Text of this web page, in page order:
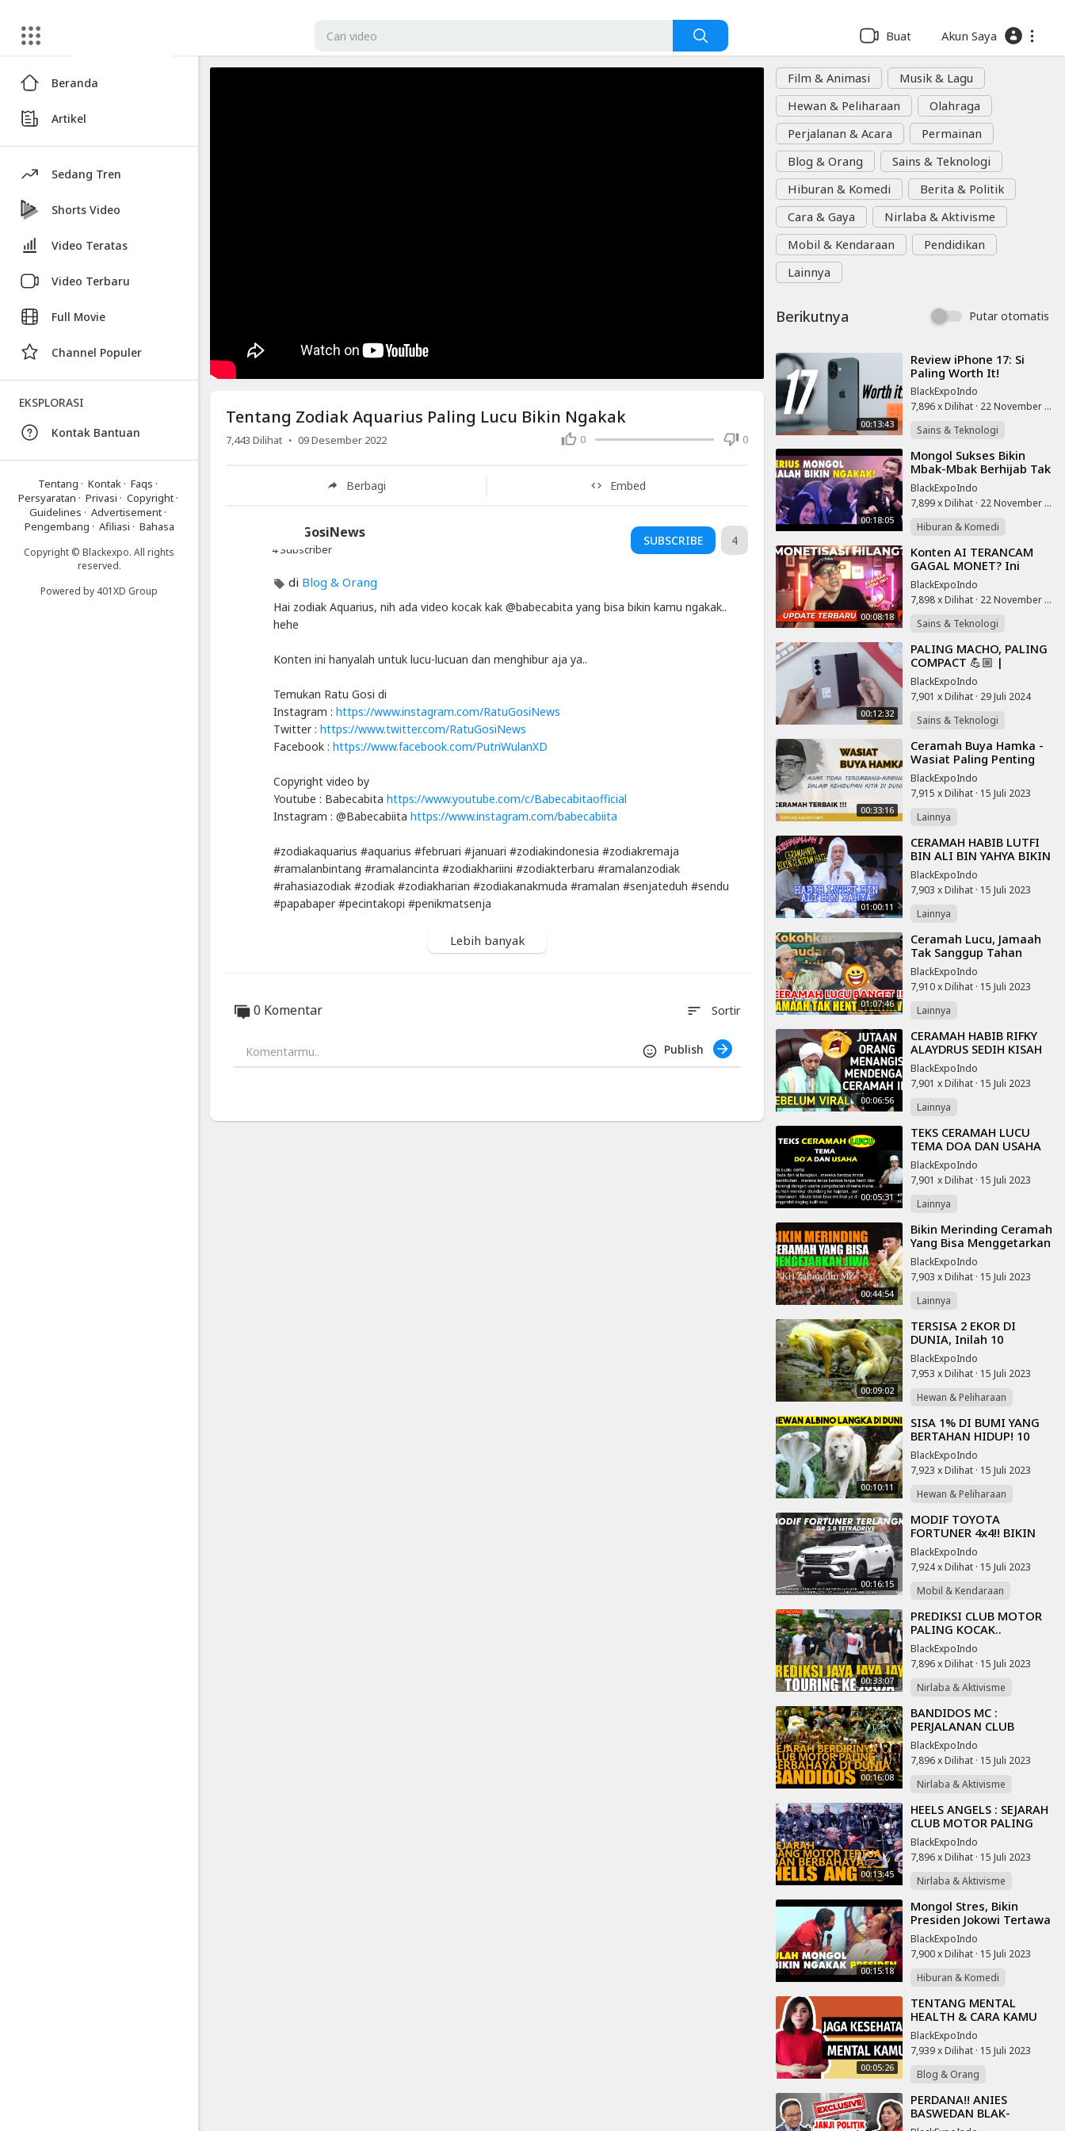
Artikel
Tentang
Zodiak
Aquarius
Paling
Lucu
Bikin
Ngakak
Video
Tentang
Zodiak
Aquarius
Paling
Bikin
Ngakak
Artikel
Terbaru
Blackexpo
Info
lanjut
Tentang
Zodiak
Aquarius
Buat Akun Saya
Film & Animasi
Musik & Lagu
Hewan & Peliharaan
Olahraga
Perjalanan & Acara
Permainan
Blog & Orang
Sains & Teknologi
Hiburan & Komedi
Berita & Politik
Cara & Gaya
Nirlaba & Aktivisme
Mobil & Kendaraan
Pendidikan
Lainnya
Berikutnya Putar otomatis
00:13:43
⁣Review iPhone 17: Si
Paling Worth It!
BlackExpoIndo
7,896 x Dilihat · 22 November 2025
Sains & Teknologi
00:18:05
⁣Mongol Sukses Bikin
Mbak-Mbak Berhijab Tak
Henti Ngakak, Full Kocal,
Stand Up Lucu
BlackExpoIndo
7,899 x Dilihat · 22 November 2025
Hiburan & Komedi
00:08:18
⁣Konten AI TERANCAM
GAGAL MONET? Ini
Update YouTube Terbaru
yang Bikin Kaget 😱
BlackExpoIndo
7,898 x Dilihat · 22 November 2025
Sains & Teknologi
00:12:32
⁣PALING MACHO, PALING
COMPACT 💪🏼 |
Unboxing Samsung Z
Fold6 resmi Indonesia
BlackExpoIndo
7,901 x Dilihat · 29 Juli 2024
Sains & Teknologi
00:33:16
⁣Ceramah Buya Hamka -
Wasiat Paling Penting
Untuk Kehidupan Kita -
Lakukan Ini dan Hidup
Tenang
BlackExpoIndo
7,915 x Dilihat · 15 Juli 2023
Lainnya
01:00:11
⁣CERAMAH HABIB LUTFI
BIN ALI BIN YAHYA BIKIN
TENTRAM HATI
BlackExpoIndo
7,903 x Dilihat · 15 Juli 2023
Lainnya
01:07:46
⁣Ceramah Lucu, Jamaah
Tak Sanggup Tahan
Tawa - Prof. H. Abdul
Somad, Lc.D.E.S.A.,Ph.D
BlackExpoIndo
7,910 x Dilihat · 15 Juli 2023
Lainnya
00:06:56
⁣CERAMAH HABIB RIFKY
ALAYDRUS SEDIH KISAH
NABI MUHAMMAD SAW
BIKIN NANGIS
BlackExpoIndo
7,901 x Dilihat · 15 Juli 2023
Lainnya
00:05:31
⁣TEKS CERAMAH LUCU
TEMA DOA DAN USAHA
BAHASA INDONESIA
BlackExpoIndo
7,901 x Dilihat · 15 Juli 2023
Lainnya
00:44:54
⁣Bikin Merinding Ceramah
Yang Bisa Menggetarkan
Jiwa - KH Zainuddin MZ
BlackExpoIndo
7,903 x Dilihat · 15 Juli 2023
Lainnya
00:09:02
⁣TERSISA 2 EKOR DI
DUNIA, Inilah 10
Penampakan Hewan
Paling Langka Di Bumi.
BlackExpoIndo
7,953 x Dilihat · 15 Juli 2023
Hewan & Peliharaan
00:10:11
⁣SISA 1% DI BUMI YANG
BERTAHAN HIDUP! 10
Hewan Albino Paling
Langka di Dunia yang
Jarang Terlihat
BlackExpoIndo
7,923 x Dilihat · 15 Juli 2023
Hewan & Peliharaan
00:16:15
⁣MODIF TOYOTA
FORTUNER 4x4!! BIKIN
MEWAH NYAMAN
LENGKAP PPF - GR 2.8
TETRADRIVE
BlackExpoIndo
7,924 x Dilihat · 15 Juli 2023
Mobil & Kendaraan
00:33:07
⁣PREDIKSI CLUB MOTOR
PALING KOCAK..
TOURING KE JOGJA
BlackExpoIndo
7,896 x Dilihat · 15 Juli 2023
Nirlaba & Aktivisme
00:16:08
⁣BANDIDOS MC :
PERJALANAN CLUB
MOTOR PALING
B3RB4H4YA DI DUNIA
BlackExpoIndo
7,896 x Dilihat · 15 Juli 2023
Nirlaba & Aktivisme
00:13:45
⁣HEELS ANGELS : SEJARAH
CLUB MOTOR PALING
B3RB4H4YA DI DUNIA
BlackExpoIndo
7,896 x Dilihat · 15 Juli 2023
Nirlaba & Aktivisme
00:15:18
⁣Mongol Stres, Bikin
Presiden Jokowi Tertawa
Hingga Manggut-
Manggut dengar
Usulannya
BlackExpoIndo
7,900 x Dilihat · 15 Juli 2023
Hiburan & Komedi
00:05:26
⁣TENTANG MENTAL
HEALTH & CARA KAMU
BISA MENYIKAPINYA
DENGAN POSITIF |
Motivasi Merry | Merry
Rian
BlackExpoIndo
7,939 x Dilihat · 15 Juli 2023
Blog & Orang
⁣PERDANA!! ANIES
BASWEDAN BLAK-
BLAKAN TENTANG
Tentang Zodiak Aquarius Paling Lucu Bikin Ngakak
0 0
7,443 Dilihat · 09 Desember 2022
Berbagi Embed
RatuGosiNews
4 Subscriber
SUBSCRIBE 4
di Blog & Orang
Hai zodiak Aquarius, nih ada video kocak kak @babecabita yang bisa bikin kamu ngakak..
hehe
Konten ini hanyalah untuk lucu-lucuan dan menghibur aja ya..
Temukan Ratu Gosi di
Instagram : https://www.instagram.com/RatuGosiNews
Twitter : https://www.twitter.com/RatuGosiNews
Facebook : https://www.facebook.com/PutriWulanXD
Copyright video by
Youtube : Babecabita https://www.youtube.com/c/Babecabitaofficial
Instagram : @Babecabiita https://www.instagram.com/babecabiita
#zodiakaquarius #aquarius #februari #januari #zodiakindonesia #zodiakremaja
#ramalanbintang #ramalancinta #zodiakhariini #zodiakterbaru #ramalanzodiak
#rahasiazodiak #zodiak #zodiakharian #zodiakanakmuda #ramalan #senjateduh #sendu
#papabaper #pecintakopi #penikmatsenja
Lebih banyak
0 Komentar sort Sortir
Publish
Beranda
Artikel
Sedang Tren
Shorts Video
Video Teratas
Video Terbaru
Full Movie
Channel Populer
EKSPLORASI
Kontak Bantuan
Tentang · Kontak · Faqs ·
Persyaratan · Privasi · Copyright·
Guidelines · Advertisement ·
Pengembang · Afiliasi · Bahasa
Copyright © Blackexpo. All rights
reserved.
Powered by 401XD Group